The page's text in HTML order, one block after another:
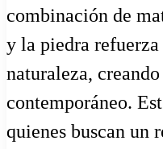
combinación de
y la piedra
naturaleza,
contemporáneo.
quienes buscan un